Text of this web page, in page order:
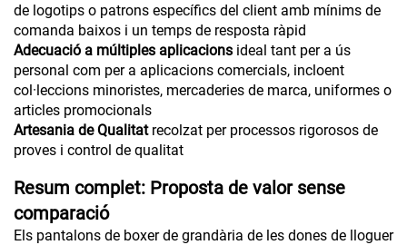
de logotips o patrons específics del client amb mínims de
comanda baixos i un temps de resposta ràpid
Adecuació a múltiples aplicacions ideal tant per a ús
personal com per a aplicacions comercials, incloent
col·leccions minoristes, mercaderies de marca, uniformes o
articles promocionals
Artesania de Qualitat recolzat per processos rigorosos de
proves i control de qualitat
Resum complet: Proposta de valor sense
comparació
Els pantalons de boxer de grandària de les dones de lloguer